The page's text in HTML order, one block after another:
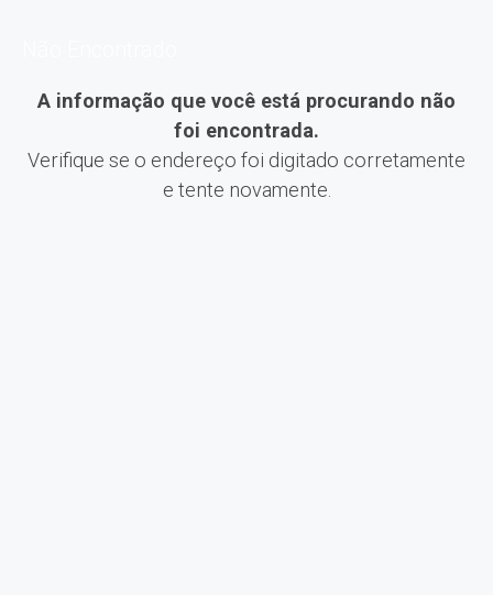
A informação que você está procurando não
foi encontrada.
Verifique se o endereço foi digitado corretamente
e tente novamente.